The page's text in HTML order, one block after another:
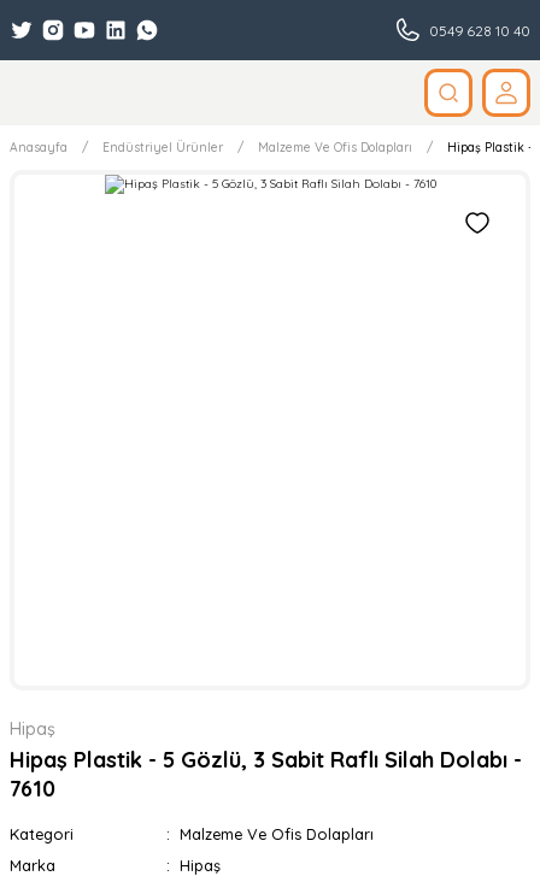
0549 628 10 40
Anasayfa Endüstriyel Ürünler Malzeme Ve Ofis Dolapları Hipaş Plastik -
Hipaş
Hipaş Plastik - 5 Gözlü, 3 Sabit Raflı Silah Dolabı -
7610
Kategori
Malzeme Ve Ofis Dolapları
Marka
Hipaş